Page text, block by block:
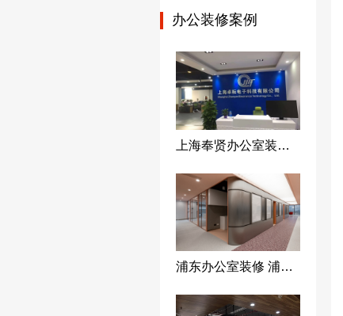
办公装修案例
上海奉贤办公室装修 办公空间设计 办公室装修设计工程-上海荣钦建筑装饰公司
浦东办公室装修 浦东写字楼装修 浦东办公室装修设计工程-上海荣钦装修公司